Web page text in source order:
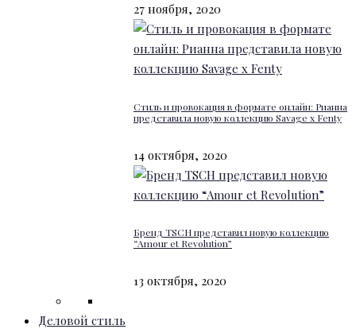
27 ноября, 2020
Стиль и провокация в формате онлайн: Рианна
представила новую коллекцию Savage x Fenty
14 октября, 2020
Бренд TSCH представил новую коллекцию
“Amour et Revolution”
13 октября, 2020
Деловой стиль